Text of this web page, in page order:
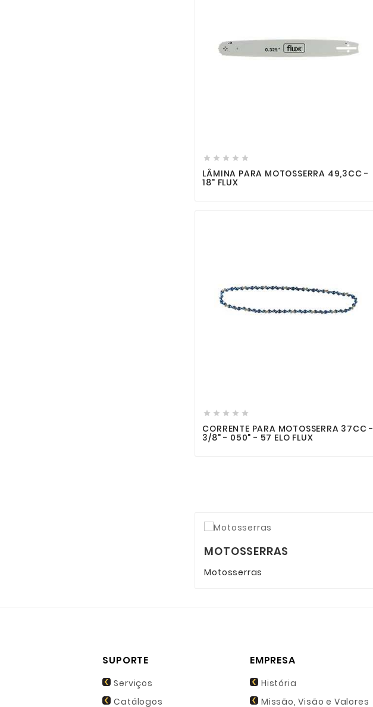
    
LÂMINA PARA MOTOSSERRA 49,3CC -
18" FLUX
    
CORRENTE PARA MOTOSSERRA 37CC -
3/8" - 050" - 57 ELO FLUX
MOTOSSERRAS
Motosserras
SUPORTE
Serviços
Catálogos
EMPRESA
História
Missão, Visão e Valores